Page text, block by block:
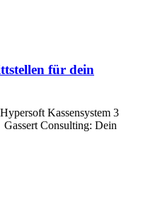
für dein
Kassensystem 3
Consulting: Dein